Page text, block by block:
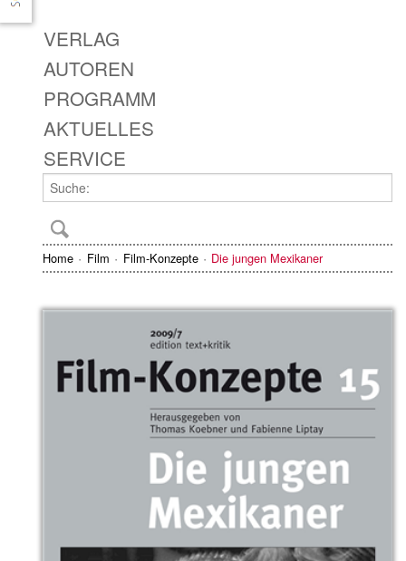
VERLAG
AUTOREN
PROGRAMM
AKTUELLES
SERVICE
Home Film Film-Konzepte Die jungen Mexikaner